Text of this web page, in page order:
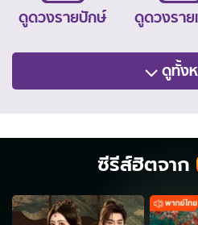
ดูดวงรายปักษ์ ดูดวงราย
ดูทั้ง
ซีรีส์ฮิตจาก